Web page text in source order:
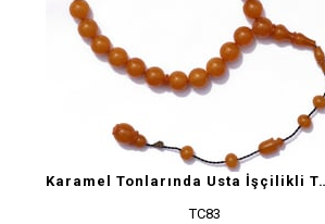
Karamel
TC83